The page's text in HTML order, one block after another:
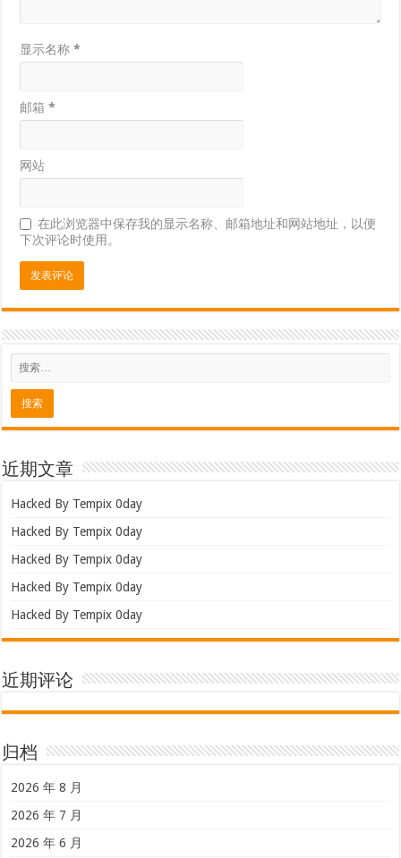
显示名称*
邮箱*
网站
在此浏览器中保存我的显示名称、邮箱地址和网站地址，以便
下次评论时使用。
近期文章
Hacked By Tempix 0day
Hacked By Tempix 0day
Hacked By Tempix 0day
Hacked By Tempix 0day
Hacked By Tempix 0day
近期评论
归档
2026 年 8 月
2026 年 7 月
2026 年 6 月